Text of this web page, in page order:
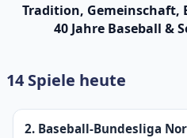
Tradition,
40 Jahre Baseball &
14 Spiele heute
2. Baseball-Bundesliga